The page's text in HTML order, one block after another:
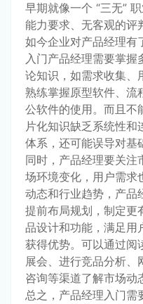
早期就像一个 “三无”
能力要求、无客观的评
如今企业对产品经理有
入门产品经理需要掌握
论知识，如需求收集、
熟练掌握原型软件、流
公软件的使用。而且不
片化知识缺乏系统性和
体系，还可能误导对基
同时，产品经理要关注
场环境变化，用户需求
动态和行业趋势，产品
提前布局规划，制定更
品设计和功能，满足用
获得优势。可以通过阅
展会、进行竞品分析、
咨询等渠道了解市场动
总之，产品经理入门需